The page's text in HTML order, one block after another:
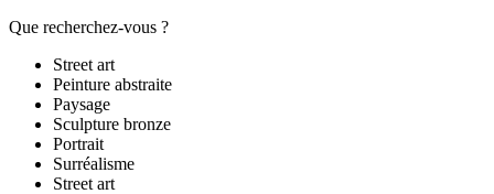
Que recherchez-vous ?
Street art
Peinture abstraite
Paysage
Sculpture bronze
Portrait
Surréalisme
Street art